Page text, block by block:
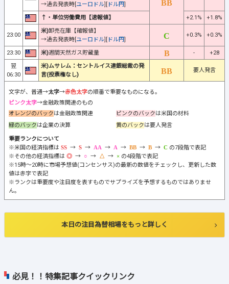
必見！！特集記事クイックリンク
→過去発表時[ユーロドル][ ドル円]
↑・単位労働費用【速報値】 +2.1% +1.8%
23:00
米)卸売在庫【確報値】
→過去発表時[ユーロドル][ ドル円]
+0.3% +0.3%
23:30 米)週間天然ガス貯蔵量 -
+28
翌
06:30
米)ムサレム：セントルイス連銀総裁の発
言(投票権なし)
要人発言
文字が、普通→太字→赤色太字の順番で重要なものになる。
ピンク太字→金融政策関連のもの
オレンジのバックは金融政策関連 ピンクのバックは米国の材料
緑のバックは企業の決算 黄のバックは要人発言
重要ランクについて
※米国の経済指標は
→ → → → → →
の7段階で表記
※その他の経済指標は
→ → →
の4段階で表記
※15時～20時に市場予想値(コンセンサス)の最新の数値をチェックし、更新した数
値は赤字で表記
※ランクは重要度や注目度を表すものでサプライズを予想するものではありませ
ん。
本日の注目為替相場をもっと詳しく